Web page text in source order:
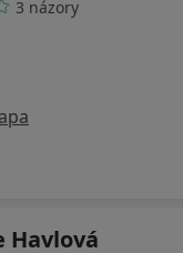
3 názory
Havlová